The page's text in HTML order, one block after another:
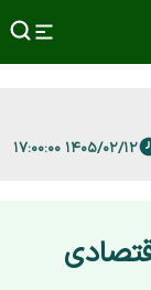
۱۴۰۵/۰۲/۱۲ ۱۷:۰۰:۰۰